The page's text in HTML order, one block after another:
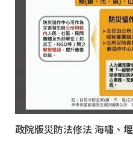
政院版災防法修法 海嘯、